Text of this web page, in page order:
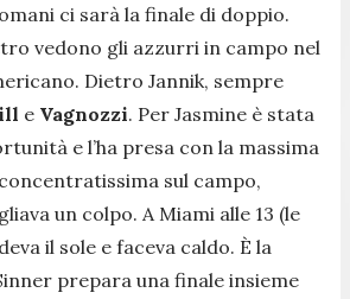
ci sarà la finale di doppio.
vedono gli azzurri in campo nel
Dietro Jannik, sempre
e Vagnozzi. Per Jasmine è stata
e l’ha presa con la massima
sul campo,
un colpo. A Miami alle 13 (le
il sole e faceva caldo. È la
prepara una finale insieme